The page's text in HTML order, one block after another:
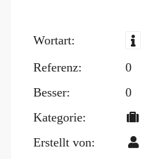
Blog
Wortart:
Referenz:
0
Besser:
0
Kategorie:
Erstellt von: